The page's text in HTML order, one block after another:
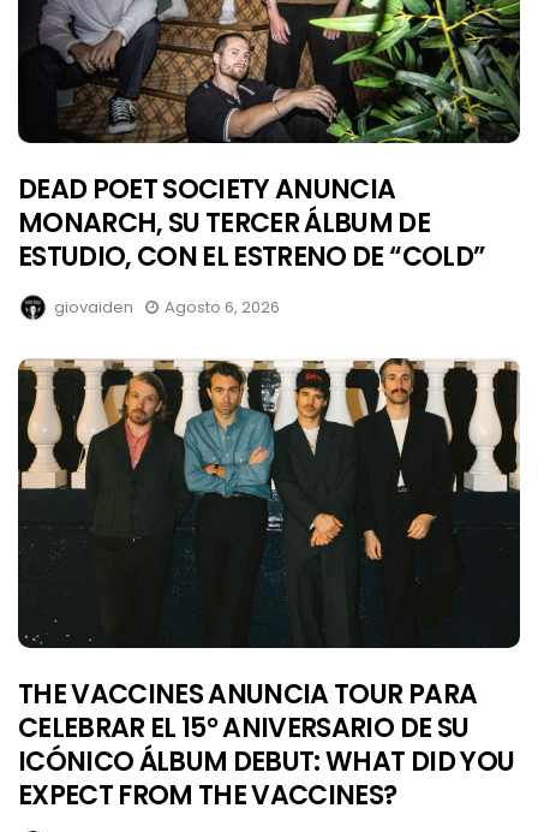
DEAD POET SOCIETY ANUNCIA
MONARCH, SU TERCER ÁLBUM DE
ESTUDIO, CON EL ESTRENO DE “COLD”
giovaiden Agosto 6, 2026
THE VACCINES ANUNCIA TOUR PARA
CELEBRAR EL 15° ANIVERSARIO DE SU
ICÓNICO ÁLBUM DEBUT: WHAT DID YOU
EXPECT FROM THE VACCINES?